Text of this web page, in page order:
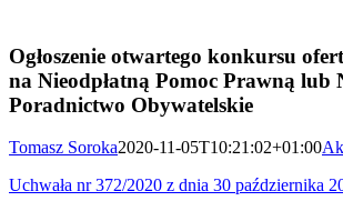
Ogłoszenie otwartego konkursu ofert
na Nieodpłatną Pomoc Prawną lub
Poradnictwo Obywatelskie
Tomasz Soroka2020-11-05T10:21:02+01:00
Uchwała nr 372/2020 z dnia 30 października